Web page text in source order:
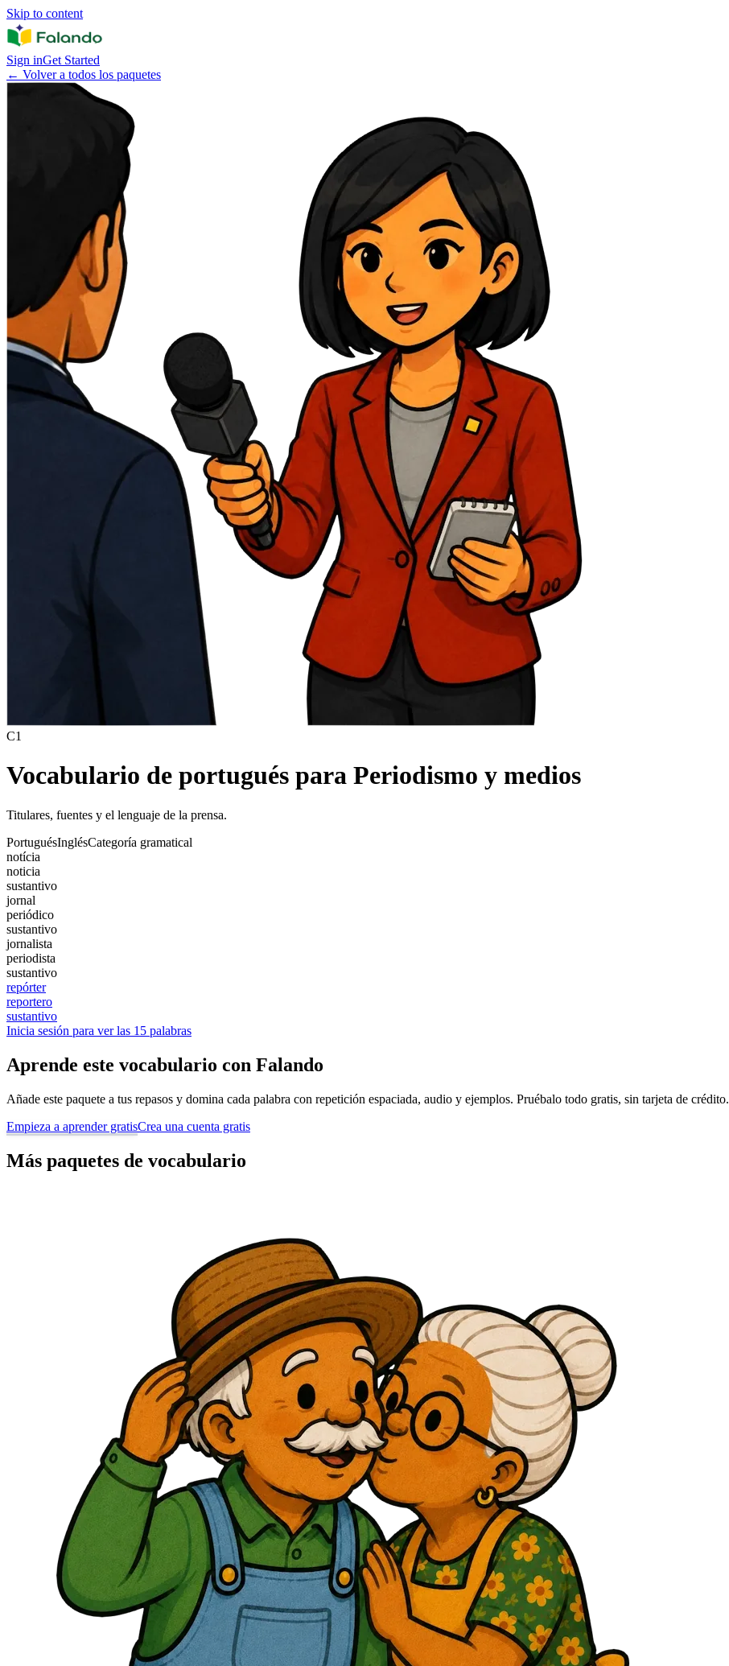
Skip to content
Sign inGet Started
← Volver a todos los paquetes
C1
Vocabulario de portugués para Periodismo y medios
Titulares, fuentes y el lenguaje de la prensa.
PortuguésInglésCategoría gramatical
notícia
noticia
sustantivo
jornal
periódico
sustantivo
jornalista
periodista
sustantivo
repórter
reportero
sustantivo
Inicia sesión para ver las 15 palabras
Aprende este vocabulario con Falando
Añade este paquete a tus repasos y domina cada palabra con repetición espaciada, audio y ejemplos. Pruébalo todo gratis, sin tarjeta de crédito.
Empieza a aprender gratisCrea una cuenta gratis
Más paquetes de vocabulario